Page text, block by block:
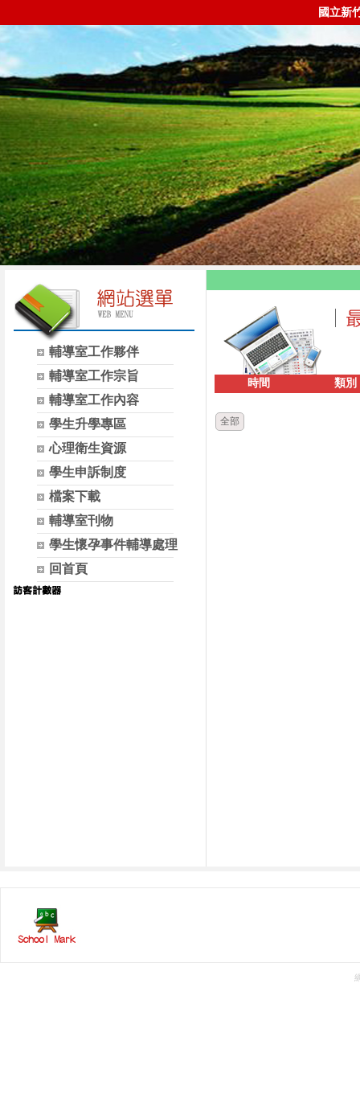
國立新
輔導室工作夥伴
輔導室工作宗旨
輔導室工作內容
學生升學專區
心理衛生資源
學生申訴制度
檔案下載
輔導室刊物
學生懷孕事件輔導處理
回首頁
時間 類別
全部